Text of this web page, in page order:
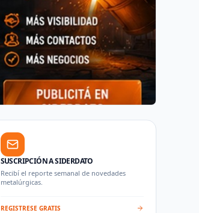
SUSCRIPCIÓN A SIDERDATO
Recibí el reporte semanal de novedades
metalúrgicas.
REGISTRESE GRATIS